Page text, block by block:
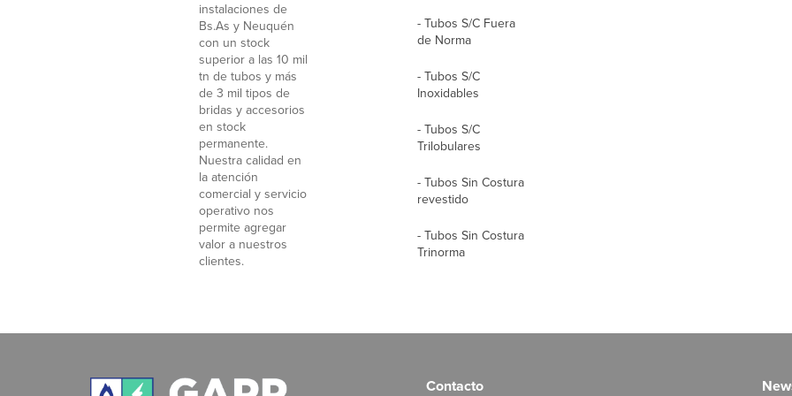
instalaciones de
Bs.As y Neuquén
con un stock
superior a las 10 mil
tn de tubos y más
de 3 mil tipos de
bridas y accesorios
en stock
permanente.
Nuestra calidad en
la atención
comercial y servicio
operativo nos
permite agregar
valor a nuestros
clientes.
- Tubos S/C Fuera
de Norma
- Tubos S/C
Inoxidables
- Tubos S/C
Trilobulares
- Tubos Sin Costura
revestido
- Tubos Sin Costura
Trinorma
Contacto